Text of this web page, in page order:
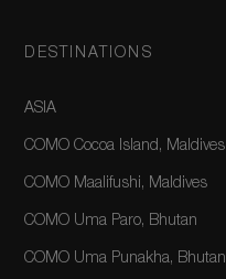
DESTINATIONS
ASIA
COMO Cocoa Island, Maldives
COMO Maalifushi, Maldives
COMO Uma Paro, Bhutan
COMO Uma Punakha, Bhutan